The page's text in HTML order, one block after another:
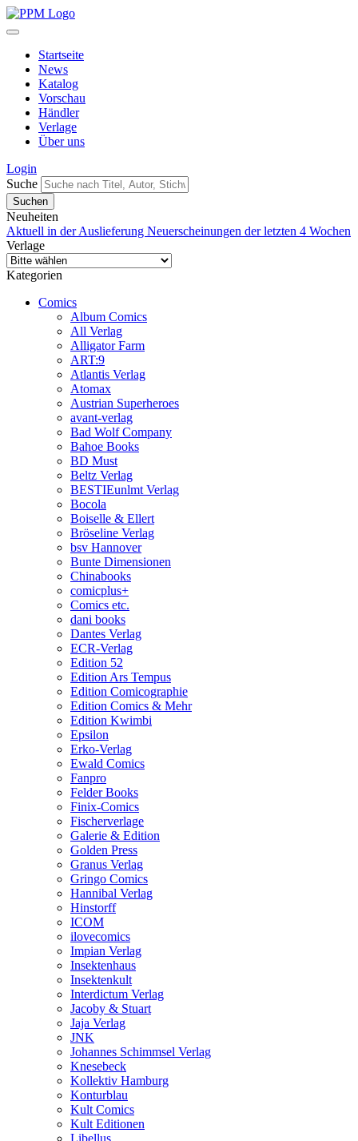
Startseite
News
Katalog
Vorschau
Händler
Verlage
Über uns
Login
Suche
Neuheiten
Aktuell in der Auslieferung Neuerscheinungen der letzten 4 Wochen
Verlage
Kategorien
Comics
Album Comics
All Verlag
Alligator Farm
ART:9
Atlantis Verlag
Atomax
Austrian Superheroes
avant-verlag
Bad Wolf Company
Bahoe Books
BD Must
Beltz Verlag
BESTIEunlmt Verlag
Bocola
Boiselle & Ellert
Bröseline Verlag
bsv Hannover
Bunte Dimensionen
Chinabooks
comicplus+
Comics etc.
dani books
Dantes Verlag
ECR-Verlag
Edition 52
Edition Ars Tempus
Edition Comicographie
Edition Comics & Mehr
Edition Kwimbi
Epsilon
Erko-Verlag
Ewald Comics
Fanpro
Felder Books
Finix-Comics
Fischerverlage
Galerie & Edition
Golden Press
Granus Verlag
Gringo Comics
Hannibal Verlag
Hinstorff
ICOM
ilovecomics
Impian Verlag
Insektenhaus
Insektenkult
Interdictum Verlag
Jacoby & Stuart
Jaja Verlag
JNK
Johannes Schimmsel Verlag
Knesebeck
Kollektiv Hamburg
Konturblau
Kult Comics
Kult Editionen
Libellus